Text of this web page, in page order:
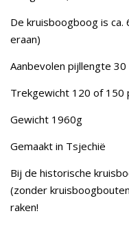
De kruisboogboog is
eraan)
Aanbevolen pijllengte 30
Trekgewicht 120 of 150
Gewicht 1960g
Gemaakt in Tsjechië
Bij de historische
(zonder
raken!